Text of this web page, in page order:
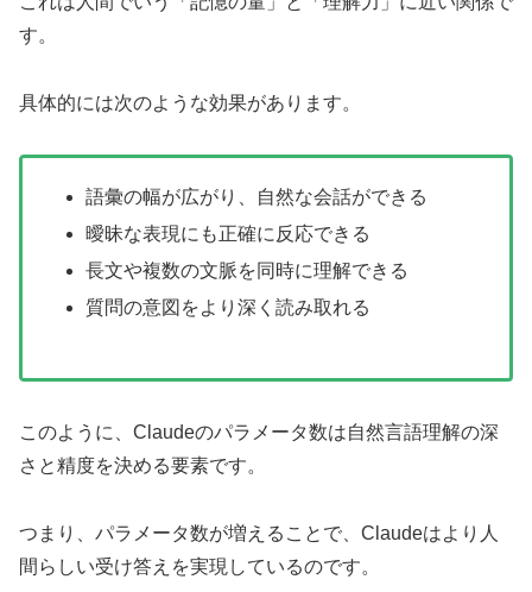
す。
具体的には次のような効果があります。
語彙の幅が広がり、自然な会話ができる
曖昧な表現にも正確に反応できる
長文や複数の文脈を同時に理解できる
質問の意図をより深く読み取れる
このように、Claudeのパラメータ数は自然言語理解の深
さと精度を決める要素です。
つまり、パラメータ数が増えることで、Claudeはより人
間らしい受け答えを実現しているのです。